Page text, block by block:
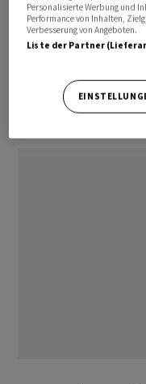
Der MDax , der
und auch
zu. In den USA wird
technologielastigen
Personalisierte Werbung und
Performance von Inhalten,
Verbesserung von Angeboten.
Liste der Partner